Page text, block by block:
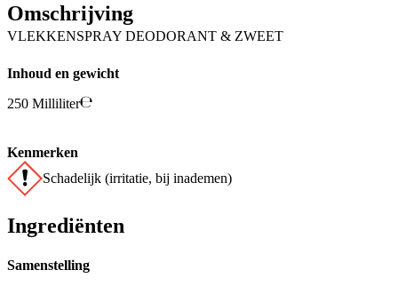
Omschrijving
VLEKKENSPRAY DEODORANT & ZWEET
Inhoud en gewicht
250 Milliliter
Kenmerken
Schadelijk (irritatie, bij inademen)
Ingrediënten
Samenstelling